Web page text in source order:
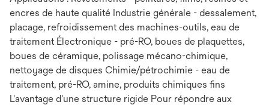
encres de haute qualité Industrie générale - dessalement,
placage, refroidissement des machines-outils, eau de
traitement Électronique - pré-RO, boues de plaquettes,
boues de céramique, polissage mécano-chimique,
nettoyage de disques Chimie/pétrochimie - eau de
traitement, pré-RO, amine, produits chimiques fins
L'avantage d'une structure rigide Pour répondre aux